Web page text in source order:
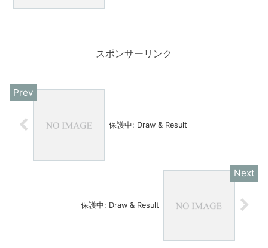
スポンサーリンク
保護中: Draw & Result
保護中: Draw & Result